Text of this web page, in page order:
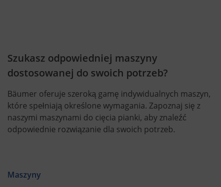
Szukasz odpowiedniej maszyny
dostosowanej do swoich potrzeb?
Bäumer oferuje szeroką gamę indywidualnych maszyn,
które spełniają określone wymagania. Zapoznaj się z
naszymi maszynami do cięcia pianki, aby znaleźć
odpowiednie rozwiązanie dla swoich potrzeb.
Maszyny